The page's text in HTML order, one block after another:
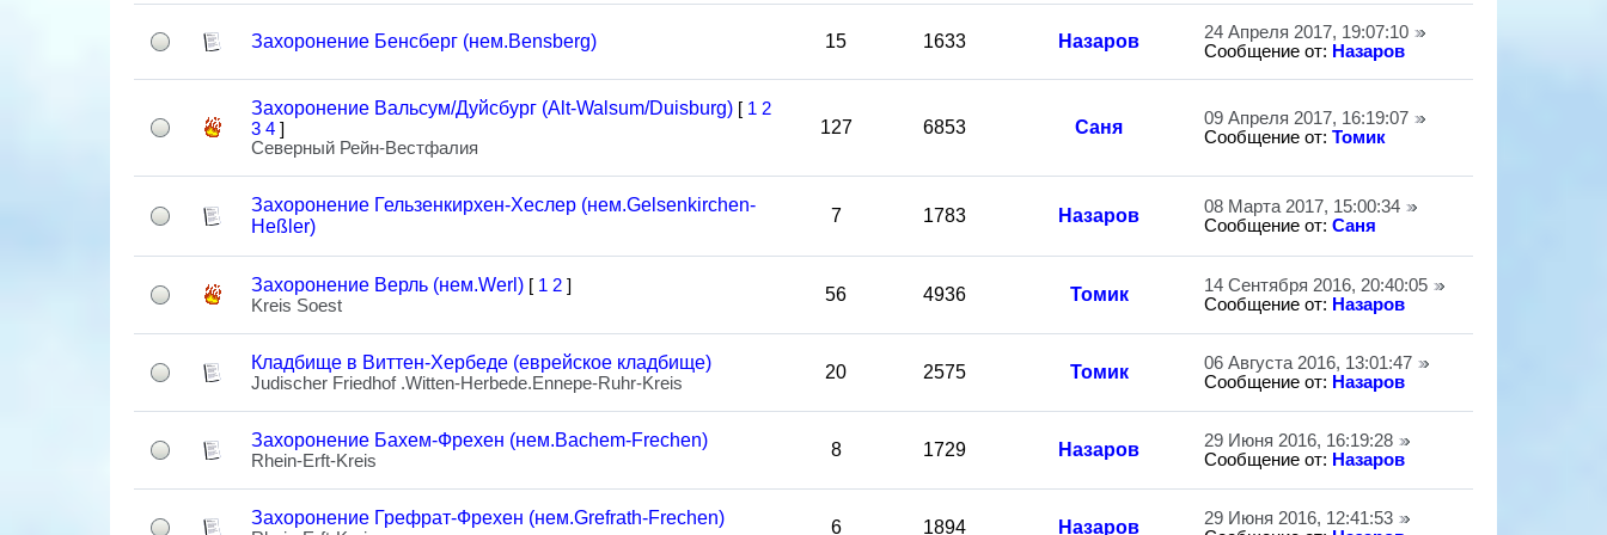
Захоронение Бенсберг (нем.Bensberg) 15 1633 Назаров
24 Апреля 2017, 19:07:10
Сообщение от: Назаров
Захоронение Вальсум/Дуйсбург (Alt-Walsum/Duisburg) [ 1 2
3 4 ]
Северный Рейн-Вестфалия
127 6853 Саня
09 Апреля 2017, 16:19:07
Сообщение от: Томик
Захоронение Гельзенкирхен-Хеслер (нем.Gelsenkirchen-
Heßler)
7 1783 Назаров
08 Марта 2017, 15:00:34
Сообщение от: Саня
Захоронение Верль (нем.Werl) [ 1 2 ]
Kreis Soest
56 4936 Томик
14 Сентября 2016, 20:40:05
Сообщение от: Назаров
Кладбище в Виттен-Хербеде (еврейское кладбище)
Judischer Friedhof .Witten-Herbede.Ennepe-Ruhr-Kreis
20 2575 Томик
06 Августа 2016, 13:01:47
Сообщение от: Назаров
Захоронение Бахем-Фрехен (нем.Bachem-Frechen)
Rhein-Erft-Kreis
8 1729 Назаров
29 Июня 2016, 16:19:28
Сообщение от: Назаров
Захоронение Грефрат-Фрехен (нем.Grefrath-Frechen) 6 1894 Назаров
29 Июня 2016, 12:41:53